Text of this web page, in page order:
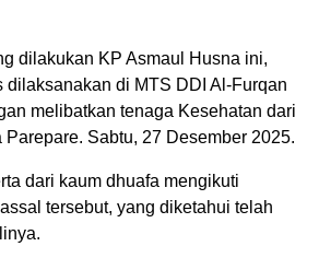
dilakukan KP Asmaul Husna ini,
dilaksanakan di MTS DDI Al-Furqan
melibatkan tenaga Kesehatan dari
Parepare. Sabtu, 27 Desember 2025.
dari kaum dhuafa mengikuti
tersebut, yang diketahui telah